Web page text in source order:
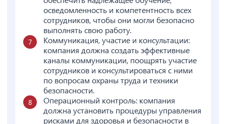
осведомленность и компетентность всех
сотрудников, чтобы они могли безопасно
выполнять свою работу.
Коммуникация, участие и консультации:
компания должна создать эффективные
каналы коммуникации, поощрять участие
сотрудников и консультироваться с ними
по вопросам охраны труда и техники
безопасности.
Операционный контроль: компания
должна установить процедуры управления
рисками для здоровья и безопасности в